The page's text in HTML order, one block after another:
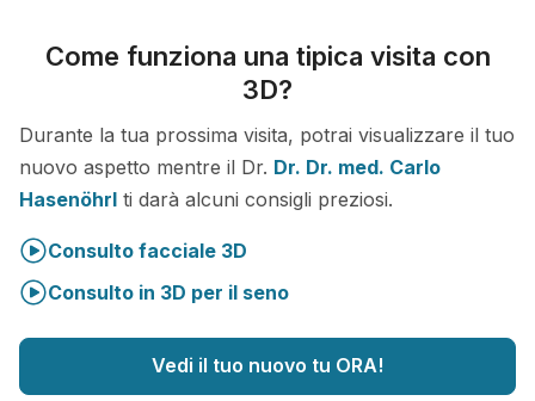
Come funziona una tipica visita con
3D?
Durante la tua prossima visita, potrai visualizzare il tuo
nuovo aspetto mentre il Dr. Dr. Dr. med. Carlo
Hasenöhrl ti darà alcuni consigli preziosi.
Consulto facciale 3D
Consulto in 3D per il seno
Vedi il tuo nuovo tu ORA!